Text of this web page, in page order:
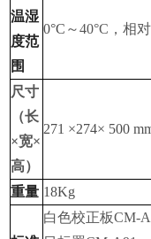
温湿
度范
围
0°C ～40°C ，相
尺寸
（长
×宽×
高）
271 ×274× 500
重量 18Kg
白色校正板CM-